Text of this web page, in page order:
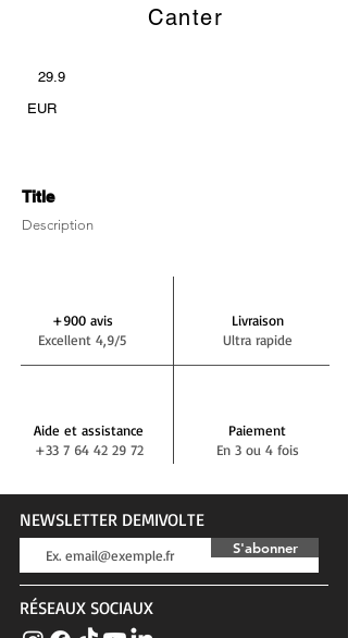
Canter
29.9
EUR
Title
Description
+900 avis
Excellent 4,9/5
Aide et assistance
Livraison
Ultra rapide
Paiement
+33 7 64 42 29 72
En 3 ou 4 fois
NEWSLETTER DEMIVOLTE
S'abonner
RÉSEAUX SOCIAUX